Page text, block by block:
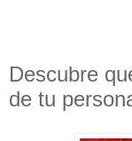
Descubre
de tu